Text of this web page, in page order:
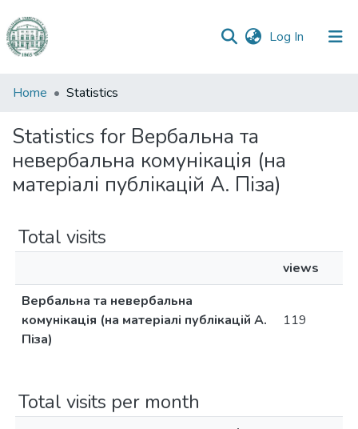
Log In (current)
Communities
Collections
All of DSpace
Home Statistics
Statistics for Вербальна та
невербальна комунікація (на
матеріалі публікацій А. Піза)
Total visits
views
Вербальна та невербальна
комунікація (на матеріалі публікацій А.
Піза)
119
Total visits per month